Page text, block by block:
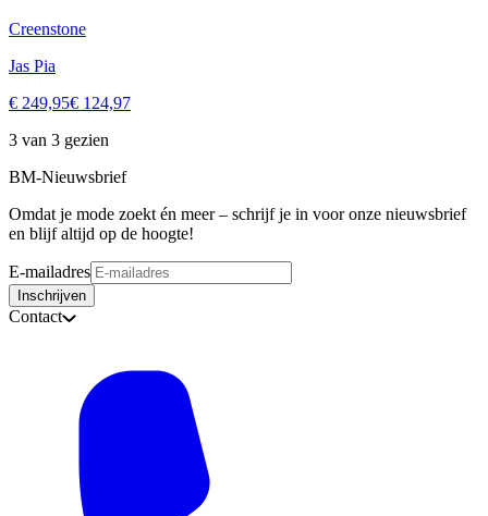
Creenstone
Jas Pia
€ 249,95€ 124,97
3 van 3 gezien
BM-Nieuwsbrief
Omdat je mode zoekt én meer – schrijf je in voor onze nieuwsbrief
en blijf altijd op de hoogte!
E-mailadres
Inschrijven
Contact